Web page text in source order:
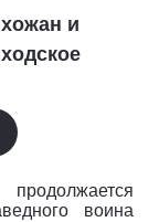
и
воина